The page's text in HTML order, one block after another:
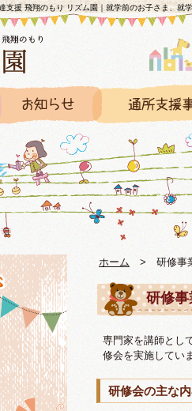
支援 飛翔のもり リズム園｜就学前のお子さま、就
ホーム > 研修事
研修事
専門家を講師とし
修会を実施してい
研修会の主な